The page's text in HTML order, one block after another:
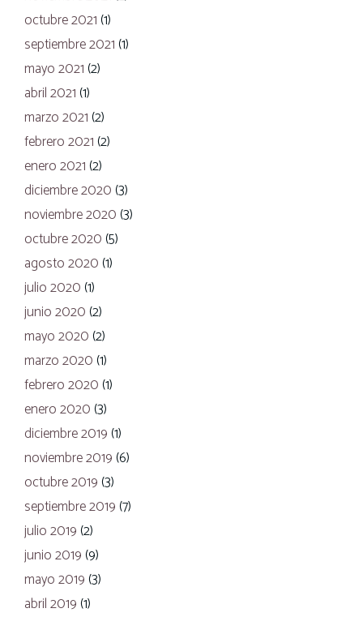
octubre 2021 (1)
septiembre 2021 (1)
mayo 2021 (2)
abril 2021 (1)
marzo 2021 (2)
febrero 2021 (2)
enero 2021 (2)
diciembre 2020 (3)
noviembre 2020 (3)
octubre 2020 (5)
agosto 2020 (1)
julio 2020 (1)
junio 2020 (2)
mayo 2020 (2)
marzo 2020 (1)
febrero 2020 (1)
enero 2020 (3)
diciembre 2019 (1)
noviembre 2019 (6)
octubre 2019 (3)
septiembre 2019 (7)
julio 2019 (2)
junio 2019 (9)
mayo 2019 (3)
abril 2019 (1)